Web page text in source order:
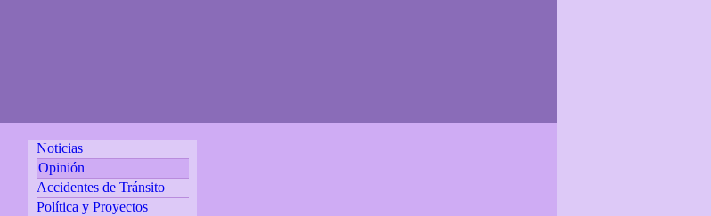
Noticias
Opinión
Accidentes de Tránsito
Política y Proyectos